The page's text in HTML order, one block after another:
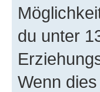
du unter
Wenn